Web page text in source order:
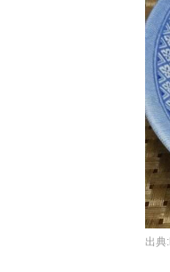
出典: